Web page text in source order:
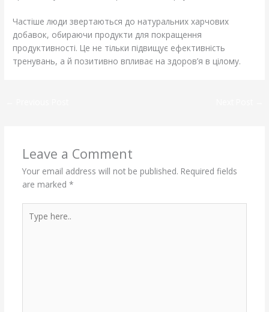
Частіше люди звертаються до натуральних харчових
добавок, обираючи продукти для покращення
продуктивності. Це не тільки підвищує ефективність
тренувань, а й позитивно впливає на здоров’я в цілому.
Leave a Comment
Your email address will not be published. Required fields
are marked *
here..